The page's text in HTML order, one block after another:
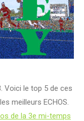
Voici le top 5 de ces
meilleurs ECHOS.
de la 3e mi-temps